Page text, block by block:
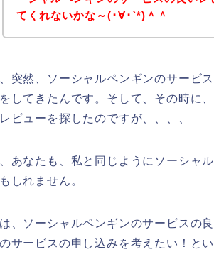
てくれないかな～(･∀･`*)＾＾
突然、ソーシャルペンギンのサービ
してきたんです。そして、その時に
ビューを探したのですが、、、、
あなたも、私と同じようにソーシャ
しれません。
、ソーシャルペンギンのサービスの
サービスの申し込みを考えたい！と